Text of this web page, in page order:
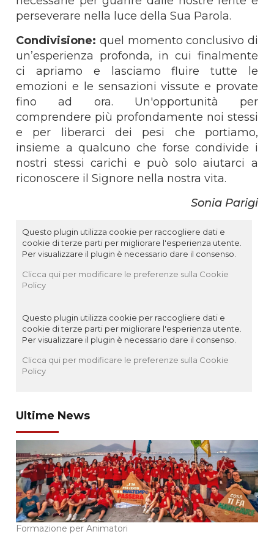
perseverare nella luce della Sua Parola.
Condivisione: quel momento conclusivo di
un’esperienza profonda, in cui finalmente
ci apriamo e lasciamo fluire tutte le
emozioni e le sensazioni vissute e provate
fino ad ora. Un'opportunità per
comprendere più profondamente noi stessi
e per liberarci dei pesi che portiamo,
insieme a qualcuno che forse condivide i
nostri stessi carichi e può solo aiutarci a
riconoscere il Signore nella nostra vita.
Sonia Parigi
Questo plugin utilizza cookie per raccogliere dati e
cookie di terze parti per migliorare l'esperienza utente.
Per visualizzare il plugin è necessario dare il consenso.
Clicca qui per modificare le preferenze sulla Cookie
Policy
Questo plugin utilizza cookie per raccogliere dati e
cookie di terze parti per migliorare l'esperienza utente.
Per visualizzare il plugin è necessario dare il consenso.
Clicca qui per modificare le preferenze sulla Cookie
Policy
Ultime News
Formazione per Animatori